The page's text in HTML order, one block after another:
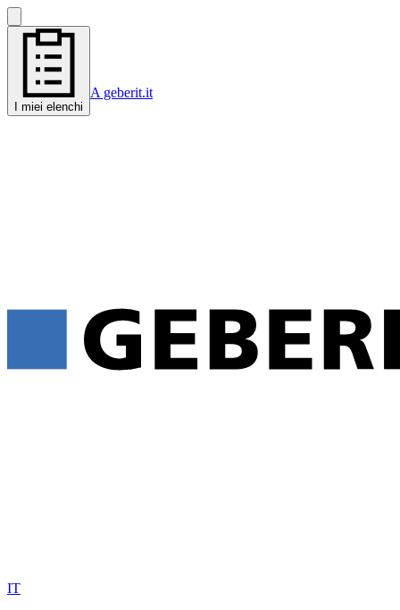
I miei elenchi
A geberit.it
IT